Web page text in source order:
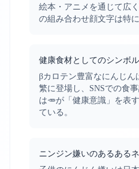
絵本・アニメを通じて広
の組み合わせ顔文字は特
健康食材としてのシンボ
βカロテン豊富なにんじ
繁に登場し、SNSでの食
は🥕が「健康意識」を表
ている。
ニンジン嫌いのあるある